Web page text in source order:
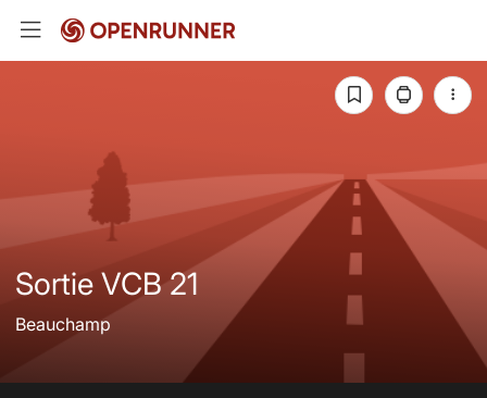
Sortie VCB 21
Beauchamp